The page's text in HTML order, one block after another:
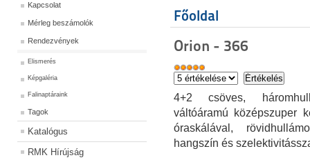
Kapcsolat
Mérleg beszámolók
Rendezvények
Elismerés
Képgaléria
Falinaptáraink
Tagok
Katalógus
RMK Hírújság
Főoldal
Orion - 366
4+2 csöves,
váltóáramú középszuper
óraskálával,
hangszín és